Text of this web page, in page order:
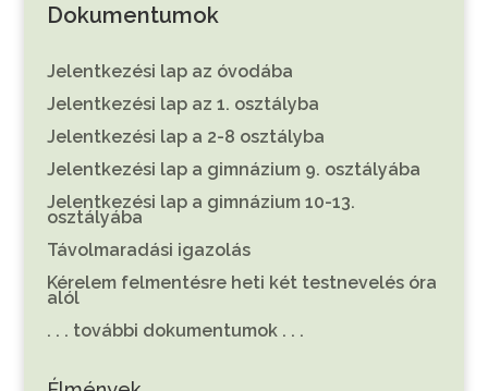
Dokumentumok
Jelentkezési lap az óvodába
Jelentkezési lap az 1. osztályba
Jelentkezési lap a 2-8 osztályba
Jelentkezési lap a gimnázium 9. osztályába
Jelentkezési lap a gimnázium 10-13.
osztályába
Távolmaradási igazolás
Kérelem felmentésre heti két testnevelés óra
alól
. . . további dokumentumok . . .